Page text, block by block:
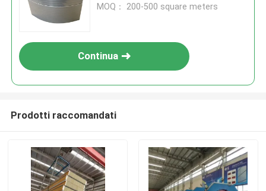
ufficio o
MOQ： 200-500 square meters
Continua
Prodotti raccomandati